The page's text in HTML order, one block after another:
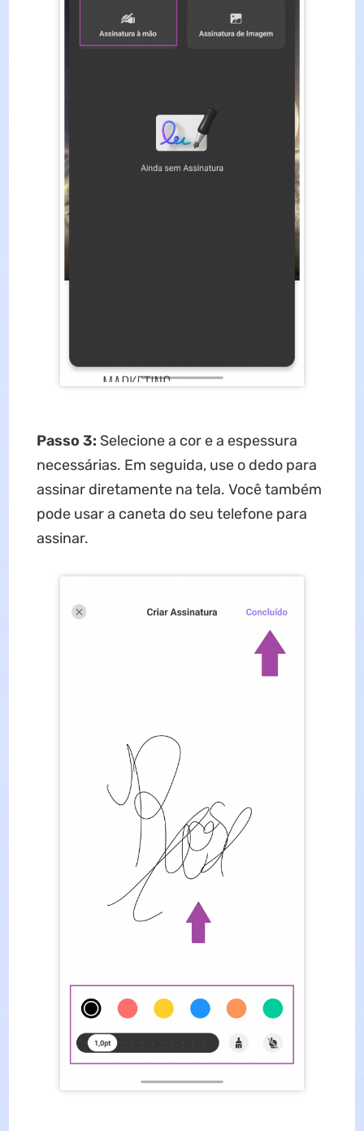
Passo 3: Selecione a cor e a espessura
necessárias. Em seguida, use o dedo para
assinar diretamente na tela. Você também
pode usar a caneta do seu telefone para
assinar.